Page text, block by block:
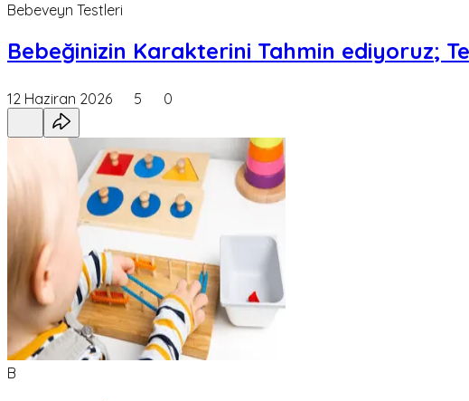
Bebeveyn Testleri
Bebeğinizin Karakterini Tahmin ediyoruz;
12 Haziran 2026 5 0
B